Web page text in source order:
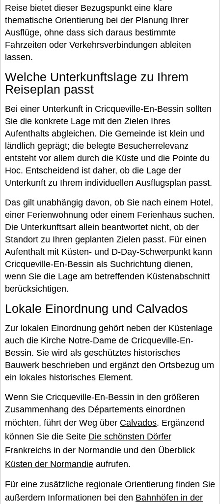
Reise bietet dieser Bezugspunkt eine klare
thematische Orientierung bei der Planung Ihrer
Ausflüge, ohne dass sich daraus bestimmte
Fahrzeiten oder Verkehrsverbindungen ableiten
lassen.
Welche Unterkunftslage zu Ihrem
Reiseplan passt
Bei einer Unterkunft in Cricqueville-En-Bessin sollten
Sie die konkrete Lage mit den Zielen Ihres
Aufenthalts abgleichen. Die Gemeinde ist klein und
ländlich geprägt; die belegte Besucherrelevanz
entsteht vor allem durch die Küste und die Pointe du
Hoc. Entscheidend ist daher, ob die Lage der
Unterkunft zu Ihrem individuellen Ausflugsplan passt.
Das gilt unabhängig davon, ob Sie nach einem Hotel,
einer Ferienwohnung oder einem Ferienhaus suchen.
Die Unterkunftsart allein beantwortet nicht, ob der
Standort zu Ihren geplanten Zielen passt. Für einen
Aufenthalt mit Küsten- und D-Day-Schwerpunkt kann
Cricqueville-En-Bessin als Suchrichtung dienen,
wenn Sie die Lage am betreffenden Küstenabschnitt
berücksichtigen.
Lokale Einordnung und Calvados
Zur lokalen Einordnung gehört neben der Küstenlage
auch die Kirche Notre-Dame de Cricqueville-En-
Bessin. Sie wird als geschütztes historisches
Bauwerk beschrieben und ergänzt den Ortsbezug um
ein lokales historisches Element.
Wenn Sie Cricqueville-En-Bessin in den größeren
Zusammenhang des Départements einordnen
möchten, führt der Weg über Calvados. Ergänzend
können Sie die Seite Die schönsten Dörfer
Frankreichs in der Normandie und den Überblick
Küsten der Normandie aufrufen.
Für eine zusätzliche regionale Orientierung finden Sie
außerdem Informationen bei den Bahnhöfen in der